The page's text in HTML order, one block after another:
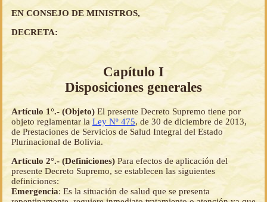
EN CONSEJO DE MINISTROS,
DECRETA:
Capítulo I
Disposiciones generales
Artículo 1°.- (Objeto) El presente Decreto Supremo tiene por
objeto reglamentar la Ley Nº 475, de 30 de diciembre de 2013,
de Prestaciones de Servicios de Salud Integral del Estado
Plurinacional de Bolivia.
Artículo 2°.- (Definiciones) Para efectos de aplicación del
presente Decreto Supremo, se establecen las siguientes
definiciones:
Emergencia: Es la situación de salud que se presenta